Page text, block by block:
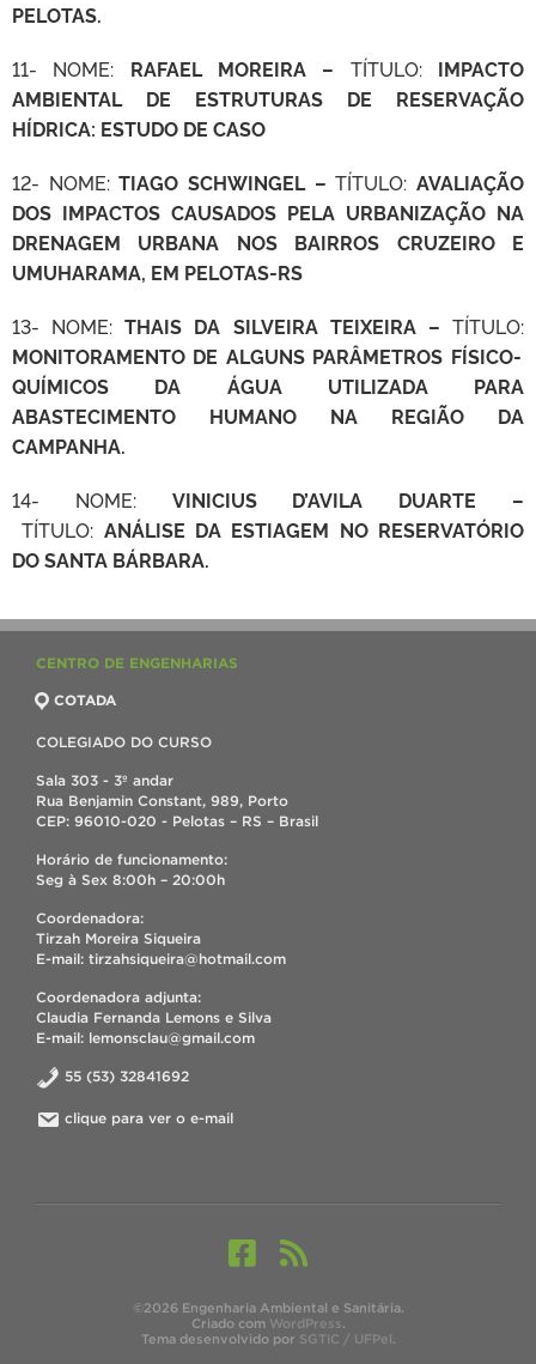
PELOTAS.
11- NOME: RAFAEL MOREIRA – TÍTULO:IMPACTO
AMBIENTAL DE ESTRUTURAS DE RESERVAÇÃO
HÍDRICA: ESTUDO DE CASO
12- NOME:TIAGO SCHWINGEL –TÍTULO: AVALIAÇÃO
DOS IMPACTOS CAUSADOS PELA URBANIZAÇÃO NA
DRENAGEM URBANA NOS BAIRROS CRUZEIRO E
UMUHARAMA, EM PELOTAS-RS
13- NOME: THAIS DA SILVEIRA TEIXEIRA –TÍTULO:
MONITORAMENTO DE ALGUNS PARÂMETROS FÍSICO-
QUÍMICOS DA ÁGUA UTILIZADA PARA
ABASTECIMENTO HUMANO NA REGIÃO DA
CAMPANHA.
14- NOME:VINICIUS D’AVILA DUARTE –
TÍTULO: ANÁLISE DA ESTIAGEM NO RESERVATÓRIO
DO SANTA BÁRBARA.
CENTRO DE ENGENHARIAS
COTADA
COLEGIADO DO CURSO
Sala 303 - 3º andar
Rua Benjamin Constant, 989, Porto
CEP: 96010-020 - Pelotas – RS – Brasil
Horário de funcionamento:
Seg à Sex 8:00h – 20:00h
Coordenadora:
Tirzah Moreira Siqueira
E-mail: tirzahsiqueira@hotmail.com
Coordenadora adjunta:
Claudia Fernanda Lemons e Silva
E-mail: lemonsclau@gmail.com
55 (53) 32841692
clique para ver o e-mail
©2026 Engenharia Ambiental e Sanitária.
Criado com WordPress.
Tema desenvolvido por SGTIC / UFPel.